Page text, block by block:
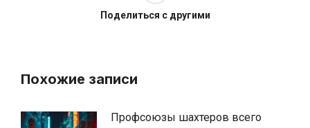
Поделиться с другими
Похожие записи
Профсоюзы шахтеров всего